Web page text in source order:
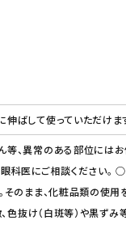
ばして使っていただけま
、異常のある部位には
科医にご相談ください
そのまま、化粧品類の使
色抜け（白斑等）や黒ずみ